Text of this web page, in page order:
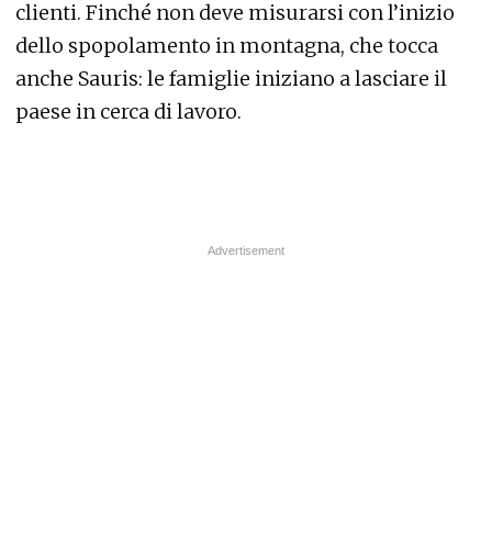
clienti. Finché non deve misurarsi con l’inizio
dello spopolamento in montagna, che tocca
anche Sauris: le famiglie iniziano a lasciare il
paese in cerca di lavoro.